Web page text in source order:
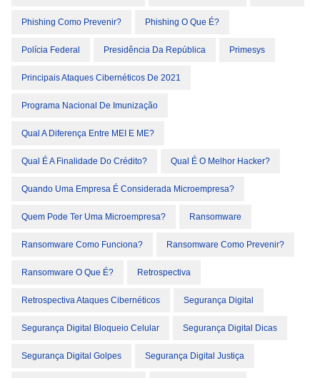
Phishing Como Prevenir? Phishing O Que É?
Polícia Federal Presidência Da República Primesys
Principais Ataques Cibernéticos De 2021
Programa Nacional De Imunização
Qual A Diferença Entre MEI E ME?
Qual É A Finalidade Do Crédito? Qual É O Melhor Hacker?
Quando Uma Empresa É Considerada Microempresa?
Quem Pode Ter Uma Microempresa? Ransomware
Ransomware Como Funciona? Ransomware Como Prevenir?
Ransomware O Que É? Retrospectiva
Retrospectiva Ataques Cibernéticos Segurança Digital
Segurança Digital Bloqueio Celular Segurança Digital Dicas
Segurança Digital Golpes Segurança Digital Justiça